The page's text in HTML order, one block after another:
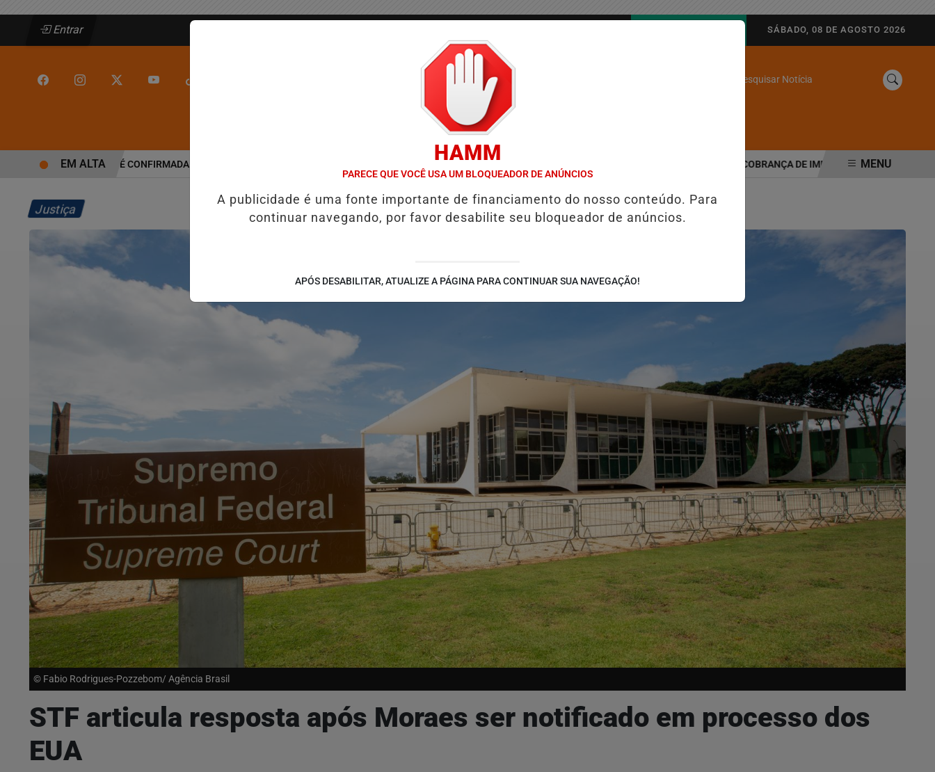
Entrar SÁBADO, 08 DE AGOSTO 2026
Pesquisar Notícia
/ PUBLICIDADES LEGAIS
ALINE BARROS É CONFIRMADA NO DIA DO EVANGÉLICO EM JEQUIÉ E REFORÇA PROGRAMAÇÃO COM THALLES ROBERTO REFORMA TRIBUTÁRIA MUDA COBRANÇA DE IMPOSTOS NAS MAQUININHAS E
EM ALTA MENU
Justiça
© Fabio Rodrigues-Pozzebom/ Agência Brasil
STF articula resposta após Moraes ser notificado em processo dos
EUA
HAMM
PARECE QUE VOCÊ USA UM BLOQUEADOR DE ANÚNCIOS
A publicidade é uma fonte importante de financiamento do nosso conteúdo. Para
continuar navegando, por favor desabilite seu bloqueador de anúncios.
APÓS DESABILITAR, ATUALIZE A PÁGINA PARA CONTINUAR SUA NAVEGAÇÃO!